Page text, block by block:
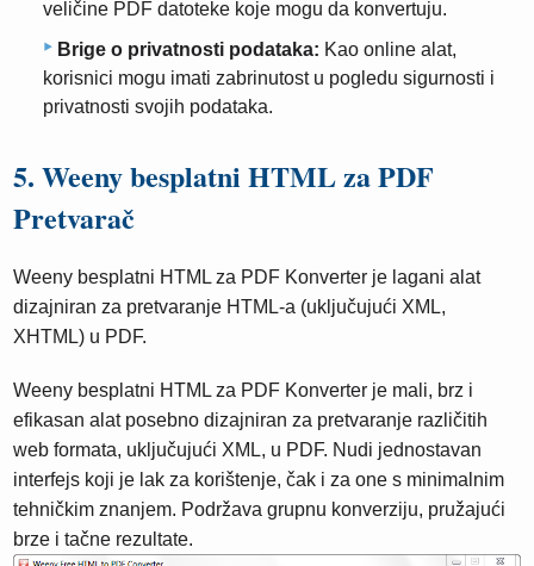
veličine PDF datoteke koje mogu da konvertuju.
Brige o privatnosti podataka: Kao online alat,
korisnici mogu imati zabrinutost u pogledu sigurnosti i
privatnosti svojih podataka.
5. Weeny besplatni HTML za PDF
Pretvarač
Weeny besplatni HTML za PDF Konverter je lagani alat
dizajniran za pretvaranje HTML-a (uključujući XML,
XHTML) u PDF.
Weeny besplatni HTML za PDF Konverter je mali, brz i
efikasan alat posebno dizajniran za pretvaranje različitih
web formata, uključujući XML, u PDF. Nudi jednostavan
interfejs koji je lak za korištenje, čak i za one s minimalnim
tehničkim znanjem. Podržava grupnu konverziju, pružajući
brze i tačne rezultate.